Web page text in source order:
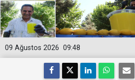
09:48
09 Ağustos 2026